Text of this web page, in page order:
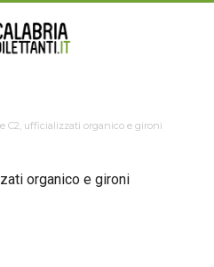
C2, ufficializzati organico e gironi
organico e gironi